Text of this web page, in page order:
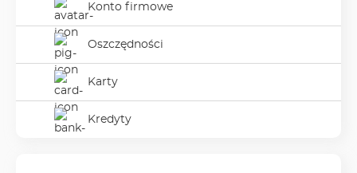
Konto firmowe w podmenu
Konto firmowe
Oszczędnościw podmenu
Oszczędności
Karty w podmenu
Karty
Kredytyw podmenu
Kredyty